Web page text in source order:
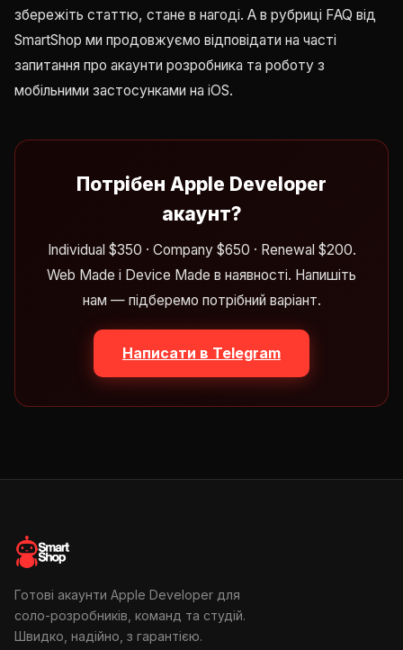
збережіть статтю, стане в нагоді. А в рубриці FAQ від
SmartShop ми продовжуємо відповідати на часті
запитання про акаунти розробника та роботу з
мобільними застосунками на iOS.
Потрібен Apple Developer
акаунт?
Individual $350 · Company $650 · Renewal $200.
Web Made і Device Made в наявності. Напишіть
нам — підберемо потрібний варіант.
Написати в Telegram
Готові акаунти Apple Developer для
соло-розробників, команд та студій.
Швидко, надійно, з гарантією.